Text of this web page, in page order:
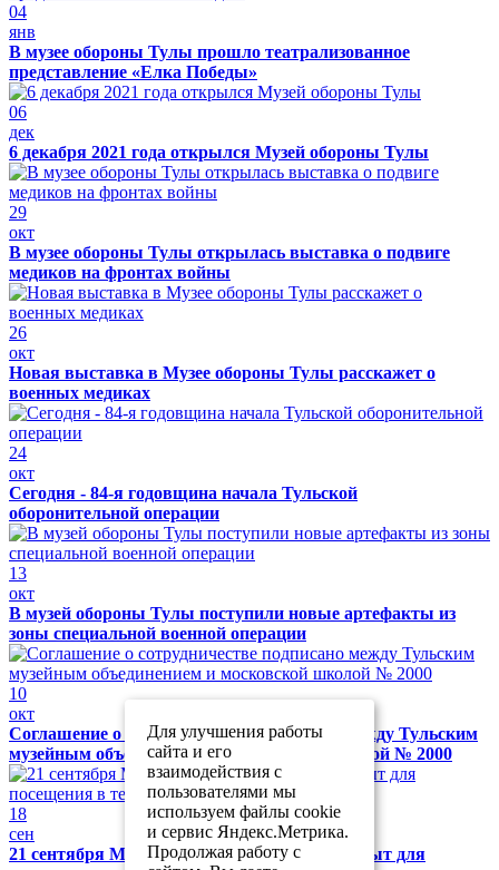
04
янв
В музее обороны Тулы прошло театрализованное
представление «Елка Победы»
06
дек
6 декабря 2021 года открылся Музей обороны Тулы
29
окт
В музее обороны Тулы открылась выставка о подвиге
медиков на фронтах войны
26
окт
Новая выставка в Музее обороны Тулы расскажет о
военных медиках
24
окт
Сегодня - 84-я годовщина начала Тульской
оборонительной операции
13
окт
В музей обороны Тулы поступили новые артефакты из
зоны специальной военной операции
10
окт
Соглашение о сотрудничестве подписано между Тульским
музейным объединением и московской школой № 2000
18
сен
21 сентября Музей обороны Тулы будет закрыт для
Для улучшения работы
сайта и его
взаимодействия с
пользователями мы
используем файлы cookie
и сервис Яндекс.Метрика.
Продолжая работу с